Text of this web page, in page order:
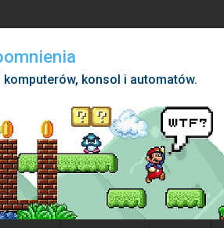
konsol i automatów.